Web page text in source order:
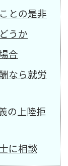
との是非
うか
合
なら就労
の上陸拒
に相談